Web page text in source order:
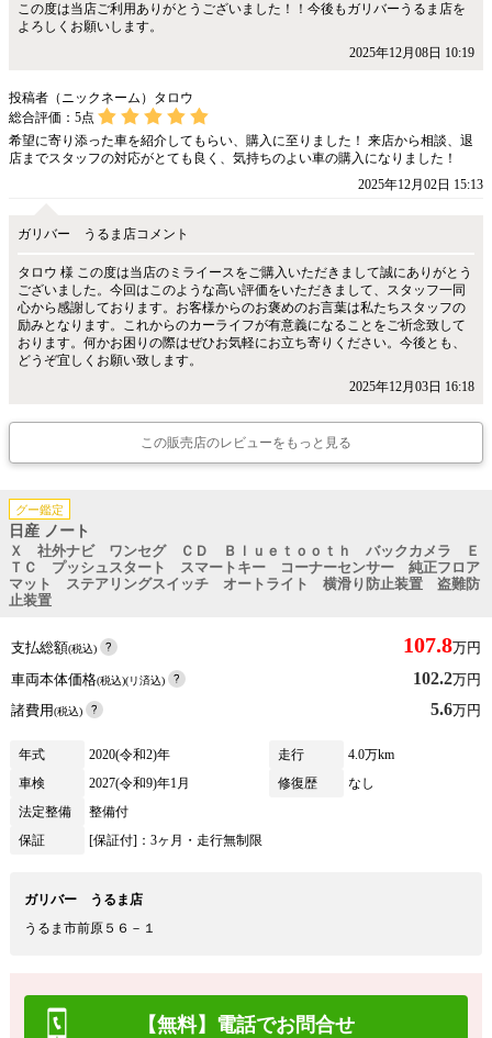
この度は当店ご利用ありがとうございました！！今後もガリバーうるま店を
よろしくお願いします。
2025年12月08日 10:19
投稿者（ニックネーム）タロウ
総合評価： 5点
希望に寄り添った車を紹介してもらい、購入に至りました！ 来店から相談、退
店までスタッフの対応がとても良く、気持ちのよい車の購入になりました！
2025年12月02日 15:13
ガリバー うるま店コメント
タロウ 様 この度は当店のミライースをご購入いただきまして誠にありがとう
ございました。今回はこのような高い評価をいただきまして、スタッフ一同
心から感謝しております。お客様からのお褒めのお言葉は私たちスタッフの
励みとなります。これからのカーライフが有意義になることをご祈念致して
おります。何かお困りの際はぜひお気軽にお立ち寄りください。今後とも、
どうぞ宜しくお願い致します。
2025年12月03日 16:18
この販売店のレビューをもっと見る
グー鑑定
日産 ノート
Ｘ 社外ナビ ワンセグ ＣＤ Ｂｌｕｅｔｏｏｔｈ バックカメラ Ｅ
ＴＣ プッシュスタート スマートキー コーナーセンサー 純正フロア
マット ステアリングスイッチ オートライト 横滑り防止装置 盗難防
止装置
支払総額(税込) 107.8万円
車両本体価格(税込)(リ済込) 102.2万円
諸費用(税込) 5.6万円
年式 2020(令和2)年 走行
4.0万km
車検
2027(令和9)年1月 修復歴
なし
法定整備
整備付
保証
[保証付]：3ヶ月・走行無制限
ガリバー うるま店
うるま市前原５６－１
【無料】電話でお問合せ